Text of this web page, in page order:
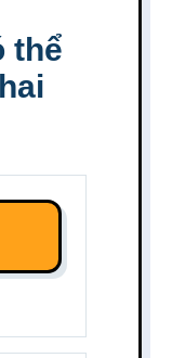
thể